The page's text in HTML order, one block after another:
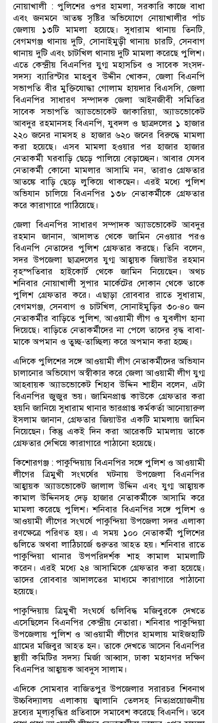
নোয়াখালী : পুলিশের ওপর হামলা, সরকারি কাজে বাধা
এবং জনমনে আতঙ্ক সৃষ্টির অভিযোগে নোয়াখালীর পাঁচ
জেলায় ১৩টি মামলা হয়েছে। সুধারাম থানায় তিনটি,
বেগমগঞ্জ থানায় দুটি, সোনাইমুড়ী থানায় চারটি, সেনবাগ
থানায় দুটি এবং চাটখিল থানায় দুটি মামলা করেছে পুলিশ।
এতে কেন্দ্রীয় বিএনপির যুগ্ম মহাসচিব ও সাবেক সংসদ-
সদস্য ব্যারিস্টার মাহবুব উদ্দীন খোকন, জেলা বিএনপি
সভাপতি বীর মুক্তিযোদ্ধা গোলাম হায়দার বিএসসি, জেলা
বিএনপির সাধারণ সম্পাদক জেলা আইনজীবী সমিতির
সাবেক সভাপতি অ্যাডভোকেট জাকারিয়া, অ্যাডভোকেট
আবদুর রহমানসহ বিএনপি, যুবদল ও ছাত্রদলের ১ হাজার
২২০ জনের নামসহ ৪ হাজার ৬২০ জনের বিরুদ্ধে মামলা
করা হয়েছে। এসব মামলা হওয়ার পর হাজার হাজার
নেতাকর্মী ঘরবাড়ি ছেড়ে পালিয়ে বেড়াচ্ছেন। আবার যেসব
নেতাকর্মী কোনো মামলার আসামি নন, তারাও গ্রেফতার
আতঙ্কে বাড়ি ছেড়ে লুকিয়ে থাকছেন। এরই মধ্যে পুলিশ
অভিযান চালিয়ে বিএনপির ১৩৮ নেতাকর্মীকে গ্রেফতার
করে কারাগারে পাঠিয়েছে।
জেলা বিএনপির সাধারণ সম্পাদক অ্যাডভোকেট আবদুর
রহমান জানান, আদালত থেকে জামিন নেওয়ার পরও
বিএনপি নেতাদের পুলিশ গ্রেফতার করছে। তিনি বলেন,
সদর উপজেলা ছাত্রদলের যুগ্ম আহ্বায়ক জিয়াউর রহমান
বৃহস্পতিবার হাইকোর্ট থেকে জামিন নিয়েছেন। অথচ
শনিবার নোয়াখালী সুপার মার্কেটের দোকান থেকে তাকে
পুলিশ গ্রেফতার করে। এছাড়া রোববার রাতে সুধারাম,
বেগমগঞ্জ, সেনবাগ ও চাটখিল, সোনাইমুড়ির ৩০-৪০ জন
নেতাকর্মীর বাড়িতে পুলিশ, আওয়ামী লীগ ও যুবলীগ হানা
দিয়েছে। বাড়িতে নেতাকর্মীদের না পেলে তাদের বৃদ্ধ বাবা-
মাকে অপমান ও তুচ্ছ-তাচ্ছিল্য করে অপমান করা হচ্ছে।
এদিকে পুলিশের সঙ্গে আওয়ামী লীগ নেতাকর্মীদের অভিযান
চালানোর অভিযোগ অস্বীকার করে জেলা আওয়ামী লীগ যুগ্ম
আহবায়ক অ্যাডভোকেট শিহাব উদ্দিন শাহীন বলেন, এটা
বিএনপির জুজুর ভয়। জামিনপ্রাপ্ত কাউকে গ্রেফতার করা
হয়নি জানিয়ে সুধারাম থানার ভারপ্রাপ্ত কর্মকর্তা আনোয়ারুল
ইসলাম জানান, গ্রেফতার জিয়াউর একটি মামলায় জামিন
নিয়েছেন। কিন্তু একই দিন করা আরেকটি মামলায় তাকে
গ্রেফতার দেখিয়ে কারাগারে পাঠানো হয়েছে।
কিশোরগঞ্জ : পাকুন্দিয়ায় বিএনপির সঙ্গে পুলিশ ও আওয়ামী
লীগের ত্রিমুখী সংঘর্ষের ঘটনায় উপজেলা বিএনপির
আহ্বায়ক অ্যাডভোকেট জালাল উদ্দিন এবং যুগ্ম আহ্বায়ক
কামাল উদ্দিনসহ দেড় হাজার নেতাকর্মীকে আসামি করে
মামলা করেছে পুলিশ। শনিবার বিএনপির সঙ্গে পুলিশ ও
আওয়ামী লীগের সংঘর্ষে পাকুন্দিয়া উপজেলা সদর এলাকা
রণক্ষেত্রে পরিণত হয়। এ সময় ১০০ নেতাকর্মী পুলিশের
গুলিতে অথবা লাঠিচার্জে গুরুতর আহত হয়। শনিবার রাতে
পাকুন্দিয়া থানার উপপরিদর্শক শাহ কামাল মামলাটি
করেন। এরই মধ্যে ২৪ আসামিকে গ্রেফতার করা হয়েছে।
তাদের রোববার আদালতের মাধ্যমে কারাগারে পাঠানো
হয়েছে।
পাকুন্দিয়ায় ত্রিমুখী সংঘর্ষে গুলিবিদ্ধ মজিবুরকে দেখতে
এসেছিলেন বিএনপির কেন্দ্রীয় নেতারা। শনিবার পাকুন্দিয়া
উপজেলায় পুলিশ ও আওয়ামী লীগের হামলায় মাইজহাটি
গ্রামের মজিবুর আহত হন। তাকে দেখতে আসেন বিএনপির
স্থায়ী কমিটির সদস্য মির্জা আব্বাস, ঢাকা মহানগর দক্ষিণ
বিএনপির আহ্বায়ক আবদুস সালাম।
এদিকে সোমবার বাজিতপুর উপজেলার সরারচর শিবনাথ
উচ্চবিদ্যালয় এলাকায় জ্বালানি তেলসহ নিত্যপ্রয়োজনীয়
দ্রব্যের মূল্যবৃদ্ধির প্রতিবাদে সমাবেশ করেছে বিএনপি। তবে